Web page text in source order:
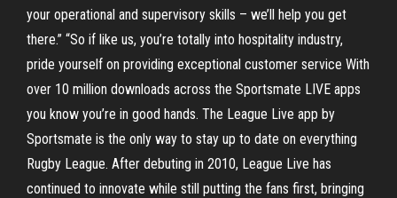
your operational and supervisory skills – we’ll help you get
there.” “So if like us, you’re totally into hospitality industry,
pride yourself on providing exceptional customer service ‎With
over 10 million downloads across the Sportsmate LIVE apps
you know you’re in good hands. The League Live app by
Sportsmate is the only way to stay up to date on everything
Rugby League. After debuting in 2010, League Live has
continued to innovate while still putting the fans first, bringing